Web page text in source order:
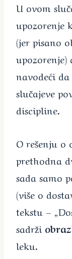
U ovom
upozorenje
(jer pisano
navodeći
slučajeve
discipline.
O rešenju
prethodna
sada samo
(više o
tekstu –
sadrži
leku.